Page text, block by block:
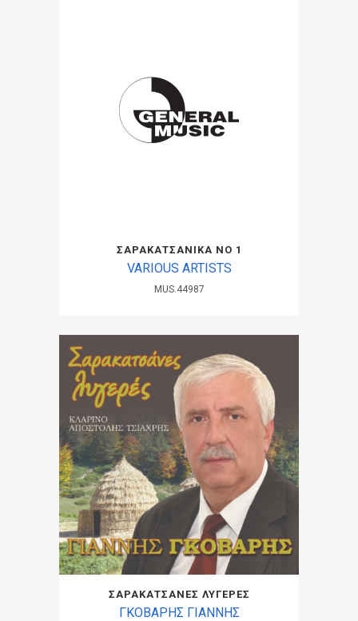
ΣΑΡΑΚΑΤΣΑΝΙΚΑ ΝΟ 1
VARIOUS ARTISTS
MUS.44987
ΣΑΡΑΚΑΤΣΑΝΕΣ ΛΥΓΕΡΕΣ
ΓΚΟΒΑΡΗΣ ΓΙΑΝΝΗΣ